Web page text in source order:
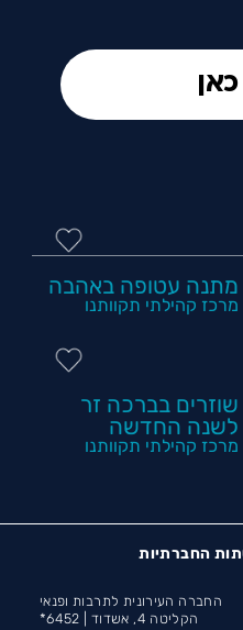
מתנה עטופה באהבה
מרכז קהילתי תקוותנו
שוזרים בברכה זר
לשנה החדשה
מרכז קהילתי תקוותנו
החברתיות
החברה העירונית לתרבות ופנאי
הקליטה 4, אשדוד |
6452*